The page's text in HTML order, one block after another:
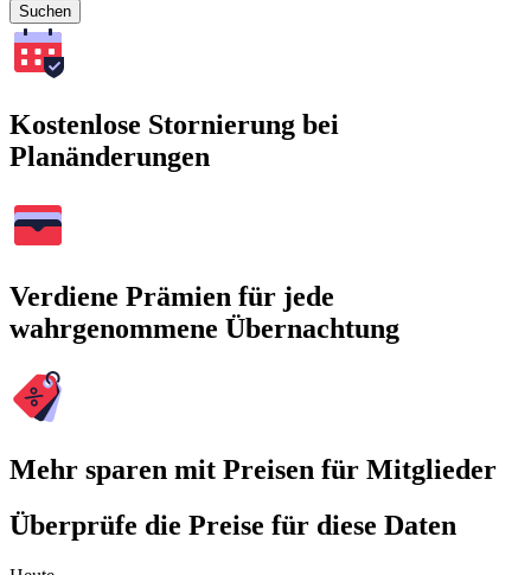
Suchen
Kostenlose Stornierung bei
Planänderungen
Verdiene Prämien für jede
wahrgenommene Übernachtung
Mehr sparen mit Preisen für Mitglieder
Überprüfe die Preise für diese Daten